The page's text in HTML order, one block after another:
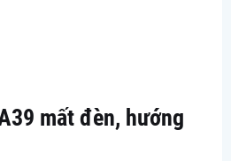
mất đèn, hướng